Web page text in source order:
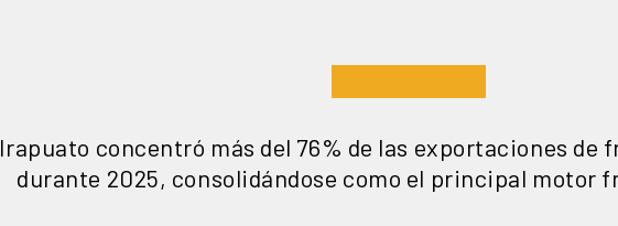
Irapuato concentró más del 76% de las exportaciones de
durante 2025, consolidándose como el principal motor